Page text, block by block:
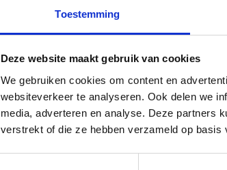
Toestemming
Deze website maakt gebruik van cookies
We gebruiken cookies om content en
websiteverkeer te analyseren. Ook delen we
media, adverteren en analyse. Deze partners
verstrekt of die ze hebben verzameld op
Roest aan dragende delen is
Volkswagen Golf
Opel Astra
Toyota Yaris